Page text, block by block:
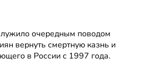
очередным поводом
вернуть смертную казнь и
в России с 1997 года.